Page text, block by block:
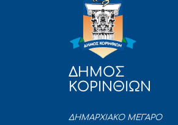
ΔΗΜΟΣ
ΚΟΡΙΝΘΙΩΝ
ΔΗΜΑΡΧΙΑΚΟ ΜΕΓΑΡΟ